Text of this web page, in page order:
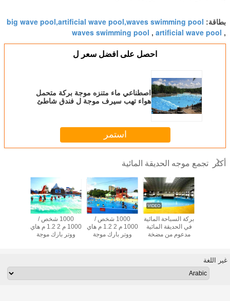
بطاقة: big wave pool,artificial wave pool,waves swimming pool
,
artificial wave pool
,
waves swimming pool
احصل على افضل سعر ل
اصطناعي ماء متنزه موجة بركة متحمل
هواء تهب سيرف موجة ل فندق شاطئ
استمر
أكثر تجمع موجه الحديقة المائية
1000 شخص /
1000 م 2 1.2 م هاي
ووتر بارك موجة
1000 شخص /
1000 م 2 1.2 م هاي
ووتر بارك موجة
بركة السباحة المائية
في الحديقة المائية
مدعوم من مضخة
غير اللغة